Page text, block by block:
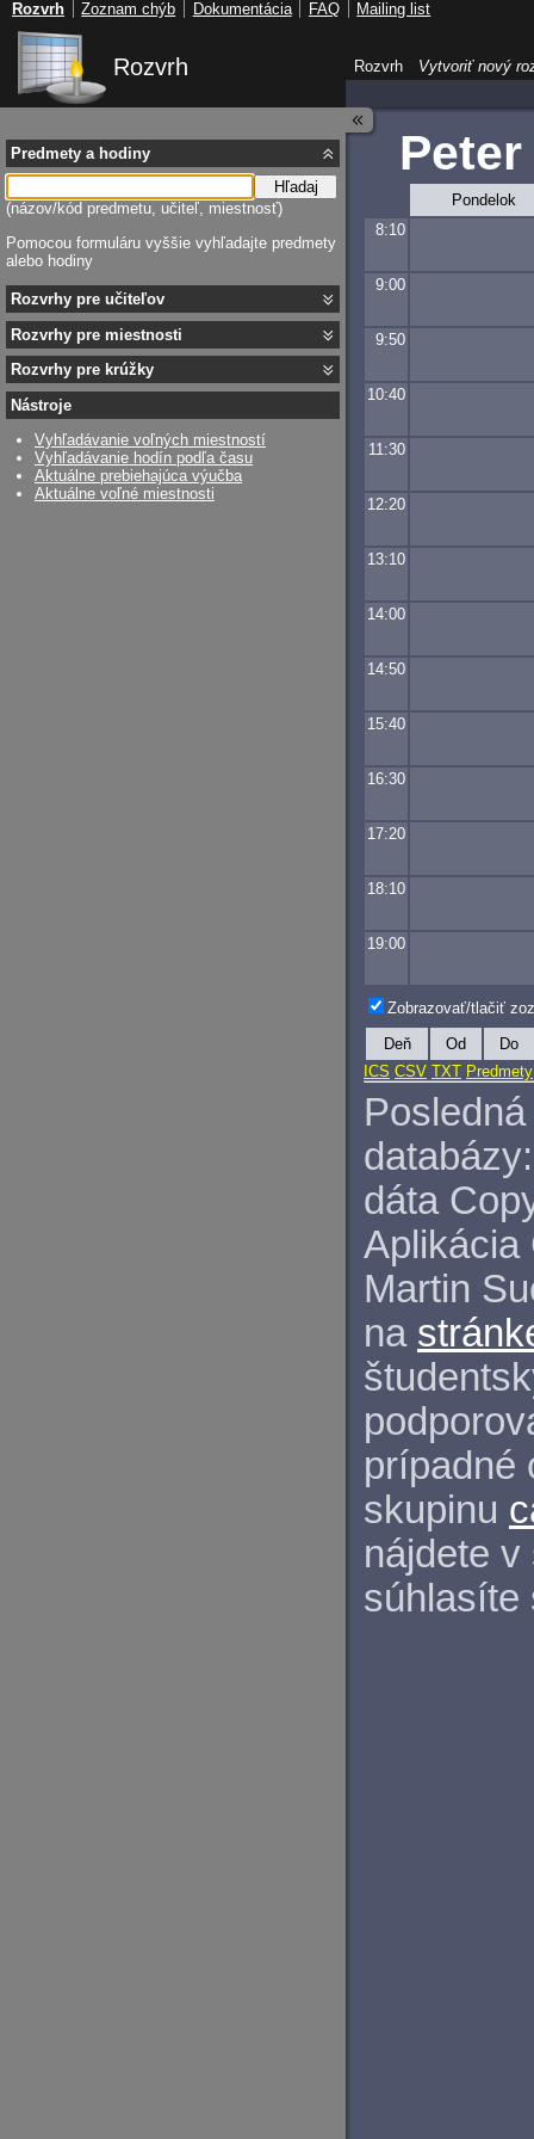
Rozvrh
Pondelok
8:10
9:00
9:50
10:40
11:30
12:20
13:10
14:00
14:50
15:40
16:30
17:20
18:10
19:00
Zobrazovať/tlačiť
Deň Od
Do
ICS CSV TXT Predmety
databázy:
dáta
Aplikácia
Martin
na
prípadné
skupinu
nájdete
Predmety a hodiny
Hľadaj
(názov/kód predmetu, učiteľ, miestnosť)
Pomocou formuláru vyššie vyhľadajte predmety
alebo hodiny
Rozvrhy pre učiteľov
Rozvrhy pre miestnosti
Rozvrhy pre krúžky
Nástroje
Vyhľadávanie voľných miestností
Vyhľadávanie hodín podľa času
Aktuálne prebiehajúca výučba
Aktuálne voľné miestnosti
Rozvrh Vytvoriť nový
Rozvrh Zoznam chýb Dokumentácia FAQ Mailing list